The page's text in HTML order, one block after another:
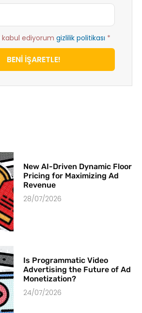
ediyorum gizlilik politikası *
BENİ İŞARETLE!
New AI-Driven Dynamic Floor
Pricing for Maximizing Ad
Revenue
28/07/2026
Is Programmatic Video
Advertising the Future of Ad
Monetization?
24/07/2026